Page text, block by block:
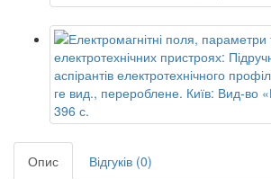
Опис
Відгуків (0)